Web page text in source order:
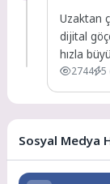
Uzaktan
dijital
hızla
2744 5
Sosyal Medya